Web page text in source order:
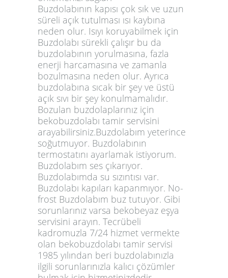
Buzdolabının kapısı çok sık ve uzun
süreli açık tutulması ısı kaybına
neden olur. Isıyı koruyabilmek için
Buzdolabı sürekli çalışır bu da
buzdolabının yorulmasına, fazla
enerji harcamasına ve zamanla
bozulmasına neden olur. Ayrıca
buzdolabına sıcak bir şey ve üstü
açık sıvı bir şey konulmamalıdır.
Bozulan buzdolaplarınız için
bekobuzdolabı tamir servisini
arayabilirsiniz.Buzdolabım yeterince
soğutmuyor. Buzdolabının
termostatını ayarlamak istiyorum.
Buzdolabım ses çıkarıyor.
Buzdolabımda su sızıntısı var.
Buzdolabı kapıları kapanmıyor. No-
frost Buzdolabım buz tutuyor. Gibi
sorunlarınız varsa bekobeyaz eşya
servisini arayın. Tecrübeli
kadromuzla 7/24 hizmet vermekte
olan bekobuzdolabı tamir servisi
1985 yılından beri buzdolabınızla
ilgili sorunlarınızla kalıcı çözümler